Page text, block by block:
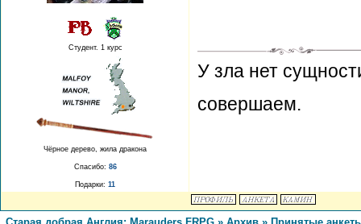
Студент. 1 курс
Чёрное дерево, жила дракона
Спасибо: 86
Подарки: 11
У зла нет
совершаем.